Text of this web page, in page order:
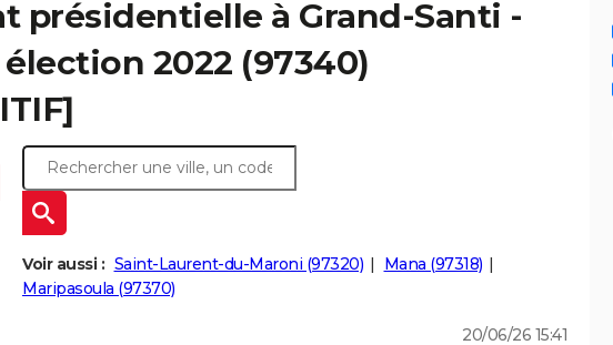
présidentielle à Grand-Santi -
2022 (97340)
Voir aussi : Saint-Laurent-du-Maroni (97320)
Mana (97318)
Maripasoula (97370)
20/06/26 15:41